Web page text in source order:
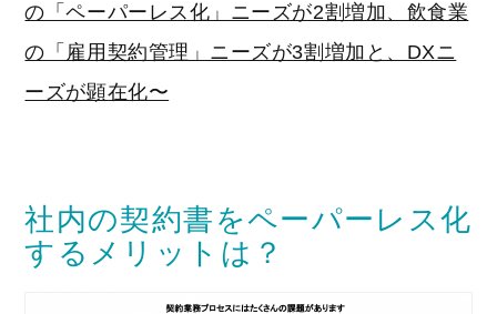
の「ペーパーレス化」ニーズが2割増加、飲食業
の「雇用契約管理」ニーズが3割増加と、DXニ
ーズが顕在化〜
社内の契約書をペーパーレス化
するメリットは？